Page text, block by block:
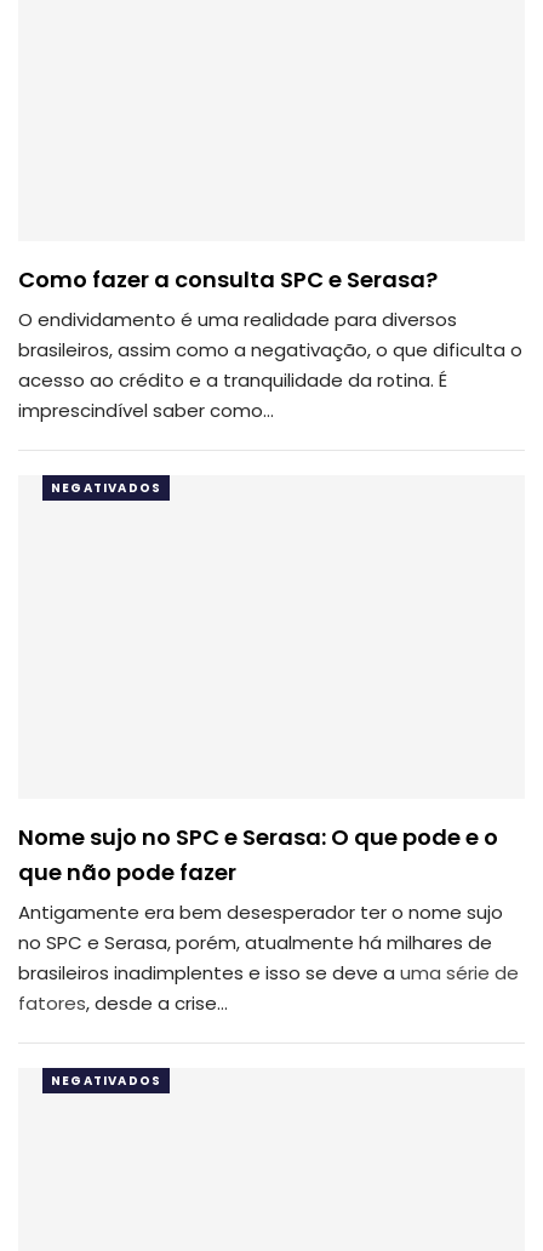
Como fazer a consulta SPC e Serasa?
O endividamento é uma realidade para diversos
brasileiros, assim como a negativação, o que dificulta o
acesso ao crédito e a tranquilidade da rotina. É
imprescindível saber como…
NEGATIVADOS
Nome sujo no SPC e Serasa: O que pode e o
que não pode fazer
Antigamente era bem desesperador ter o nome sujo
no SPC e Serasa, porém, atualmente há milhares de
brasileiros inadimplentes e isso se deve a uma série de
fatores, desde a crise…
NEGATIVADOS